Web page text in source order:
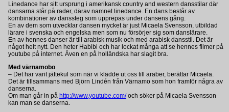
Linedance har sitt ursprung i amerikansk country and western dansstilar där
dansarna står på rader, därav namnet linedance. En dans består av
kombinationer av danssteg som upprepas under dansens gång.
En av dem som utvecklar dansen mycket är just Micaela Svensson, utbildad
lärare i svenska och engelska men som nu försörjer sig som danslärare.
En av hennes danser är till arabisk musik och med arabisk dansstil. Det är
något helt nytt. Den heter Habibi och har lockat många att se hennes filmer på
youtube på internet. Även en på holländska har slagit bra.
Med värnamobo
– Det har varit jättekul som när vi klädde ut oss till araber, berättar Micaela.
Det är tillsammans med Björn Lindén från Värnamo som hon framför några av
danserna.
Om man går in på http://www.youtube.com/och söker på Micaela Svensson
kan man se danserna.